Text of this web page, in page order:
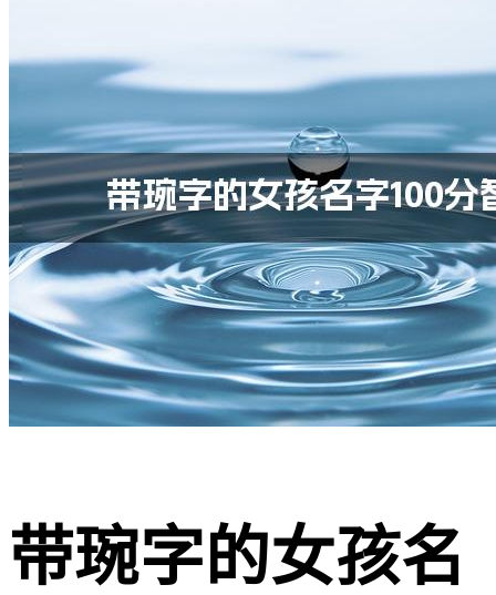
带琬字的女孩名